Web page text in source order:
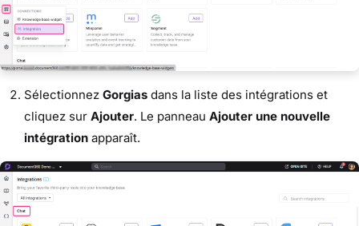
Sélectionnez Gorgias dans la liste des intégrations et
cliquez sur Ajouter. Le panneau Ajouter une nouvelle
intégration apparaît.